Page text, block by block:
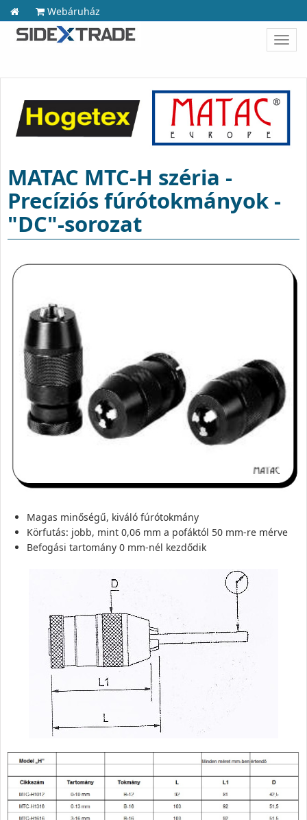
Webáruház
MATAC MTC-H széria -
Precíziós fúrótokmányok -
"DC"-sorozat
Magas minőségű, kiváló fúrótokmány
Körfutás: jobb, mint 0,06 mm a pofáktól 50 mm-re mérve
Befogási tartomány 0 mm-nél kezdődik